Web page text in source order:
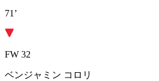
71’
FW 32
ベンジャミン コロリ